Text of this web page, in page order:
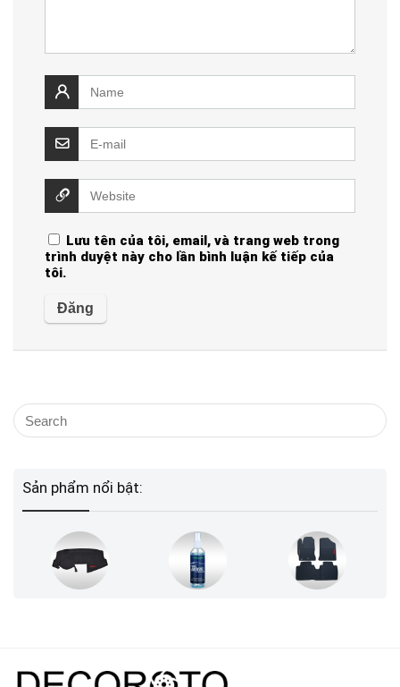
Lưu tên của tôi, email, và trang web trong
trình duyệt này cho lần bình luận kế tiếp của
tôi.
Sản phẩm nổi bật: